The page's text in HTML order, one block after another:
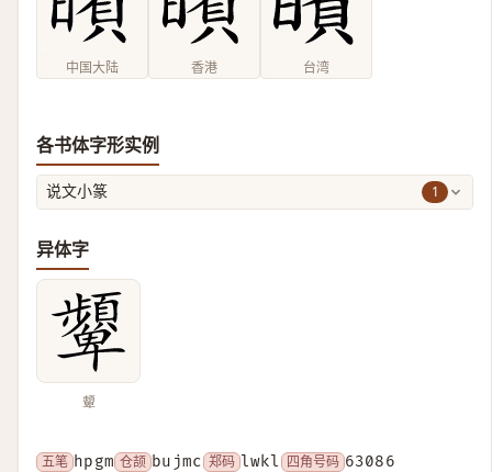
中国大陆 香港 台湾
各书体字形实例
说文小篆 1
异体字
顰
五笔 hpgm 仓颉 bujmc 郑码 lwkl 四角号码 63086